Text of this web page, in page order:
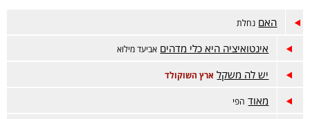
האם נחלת
אינטואיציה היא כלי מדהים אביעד מילוא
יש לה משקל ארץ השוקולד
מאוד הפי